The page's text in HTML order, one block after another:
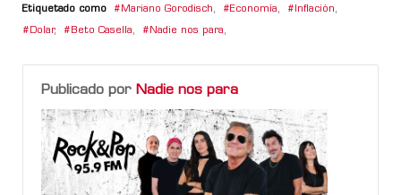
Etiquetado como Mariano Gorodisch, Economía, Inflación,
Dolar, Beto Casella, Nadie nos para,
Publicado por Nadie nos para